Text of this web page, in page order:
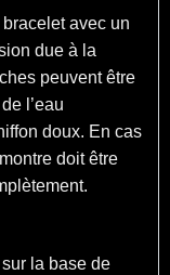
avec un
due à la
peuvent être
l’eau
doux. En cas
doit être
la base de